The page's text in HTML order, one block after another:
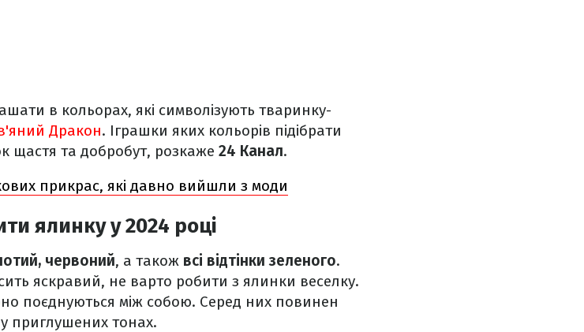
в кольорах, які символізують тваринку-
Дракон. Іграшки яких кольорів підібрати
щастя та добробут, розкаже 24 Канал.
прикрас, які давно вийшли з моди
ялинку у 2024 році
червоний, а також всі відтінки зеленого.
яскравий, не варто робити з ялинки веселку.
поєднуються між собою. Серед них повинен
приглушених тонах.